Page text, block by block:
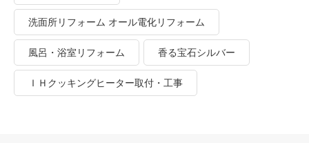
洗面所リフォーム オール電化リフォーム
風呂・浴室リフォーム 香る宝石シルバー
ＩＨクッキングヒーター取付・工事